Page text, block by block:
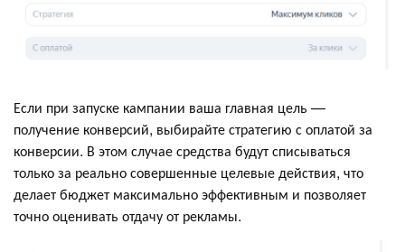
Если при запуске кампании ваша главная цель —
получение конверсий, выбирайте стратегию с оплатой за
конверсии. В этом случае средства будут списываться
только за реально совершенные целевые действия, что
делает бюджет максимально эффективным и позволяет
точно оценивать отдачу от рекламы.